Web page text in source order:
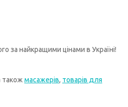
за найкращими цінами в Україні!
такожмасажерів, товарів для